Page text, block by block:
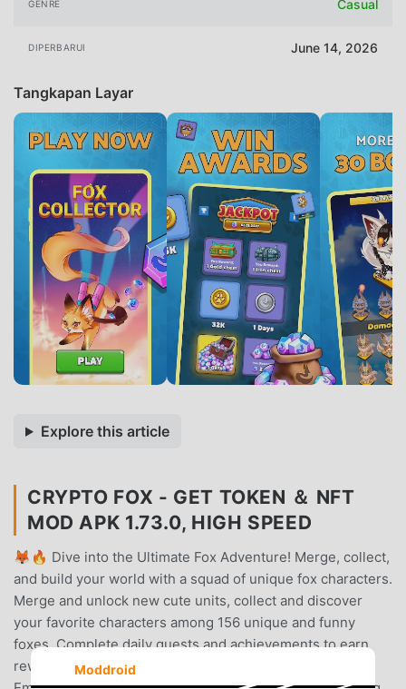
GENRE Casual
DIPERBARUI June 14, 2026
Tangkapan Layar
Explore this article
CRYPTO FOX - GET TOKEN ＆ NFT
MOD APK 1.73.0, HIGH SPEED
🦊🔥 Dive into the Ultimate Fox Adventure! Merge, collect,
and build your world with a squad of unique fox characters.
Merge and unlock new cute units, collect and discover
your favorite characters among 156 unique and funny
foxes. Complete daily quests and achievements to earn
rewards and grow your collection in Fox Collector 🦊
Moddroid